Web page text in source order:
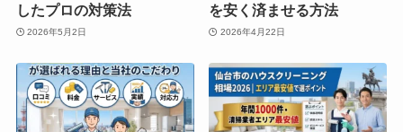
したプロの対策法
2026年5月2日
を安く済ませる方法
2026年4月22日